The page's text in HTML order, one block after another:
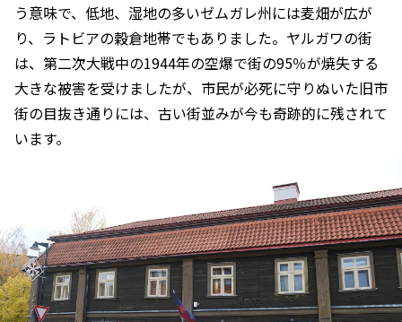
う意味で、低地、湿地の多いゼムガレ州には麦畑が広が
り、ラトビアの穀倉地帯でもありました。ヤルガワの街
は、第二次大戦中の1944年の空爆で街の95％が焼失する
大きな被害を受けましたが、市民が必死に守りぬいた旧市
街の目抜き通りには、古い街並みが今も奇跡的に残されて
います。